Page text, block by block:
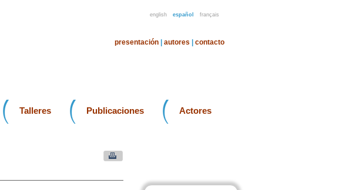
english español français
presentación autores contacto
Talleres Publicaciones Actores